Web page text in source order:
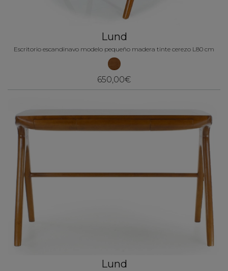
Lund
Escritorio escandinavo modelo pequeño madera tinte cerezo L80 cm
650,00€
Lund